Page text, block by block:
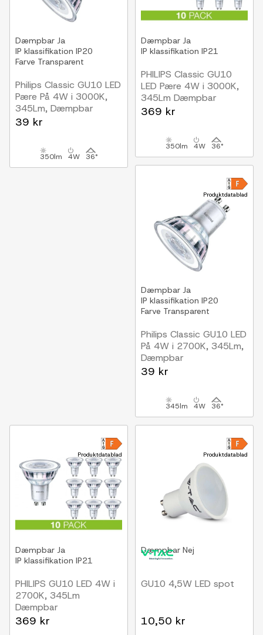
Dæmpbar Ja
IP klassifikation IP20
Farve Transparent
Philips Classic GU10 LED
Pære På 4W i 3000K,
345Lm, Dæmpbar
39 kr
350lm 4W 36°
Dæmpbar Ja
IP klassifikation IP21
PHILIPS Classic GU10
LED Pære 4W i 3000K,
345Lm Dæmpbar
10-PAK
369 kr
350lm 4W 36°
Produktdatablad
Dæmpbar Ja
IP klassifikation IP20
Farve Transparent
Philips Classic GU10 LED
På 4W i 2700K, 345Lm,
Dæmpbar
39 kr
345lm 4W 36°
Produktdatablad
Dæmpbar Ja
IP klassifikation IP21
PHILIPS GU10 LED 4W i
2700K, 345Lm
Dæmpbar
10-PAK
369 kr
Produktdatablad
Dæmpbar Nej
GU10 4,5W LED spot
10,50 kr